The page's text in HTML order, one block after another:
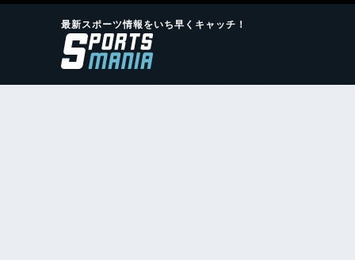
最新スポーツ情報をいち早くキャッチ！